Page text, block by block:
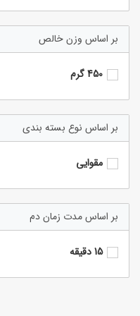
وزن خالص
450 گرم
نوع بسته بندی
مقوایی
مدت زمان دم
15 دقیقه